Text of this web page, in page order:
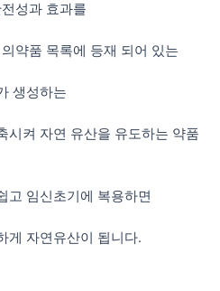
성과 효과를
약품 목록에 등재 되어 있는
생성하는
시켜 자연 유산을 유도하는 약품
고 임신초기에 복용하면
게 자연유산이 됩니다.